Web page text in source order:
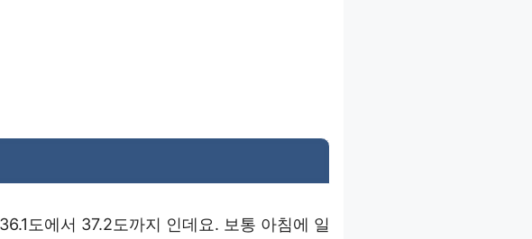
도에서 37.2도까지 인데요. 보통 아침에 일